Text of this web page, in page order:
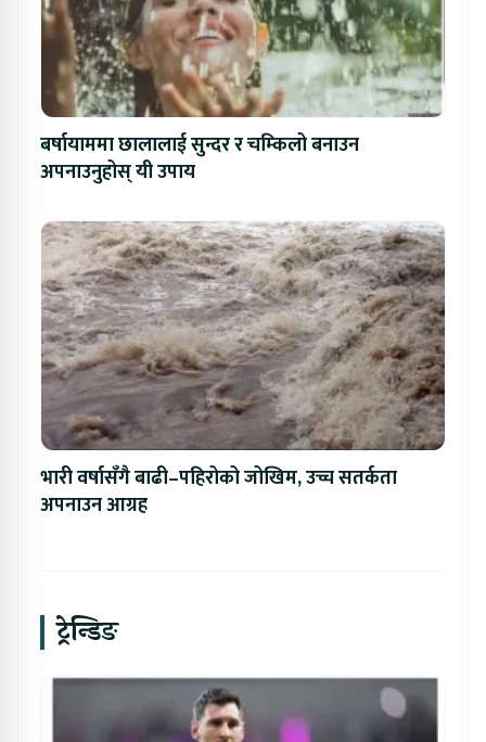
बर्षायाममा छालालाई सुन्दर र चम्किलो बनाउन
अपनाउनुहोस् यी उपाय
भारी वर्षासँगै बाढी–पहिरोको जोखिम, उच्च सतर्कता
अपनाउन आग्रह
ट्रेन्डिङ